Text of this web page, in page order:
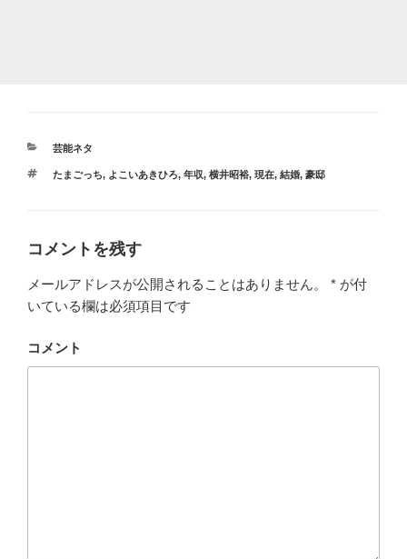
カ
ゴ
芸能ネタ
タ
たまごっち, よこいあきひろ, 年収, 横井昭裕, 現在, 結婚, 豪邸
コメントを残す
メールアドレスが公開されることはありません。 * が付
いている欄は必須項目です
コメント